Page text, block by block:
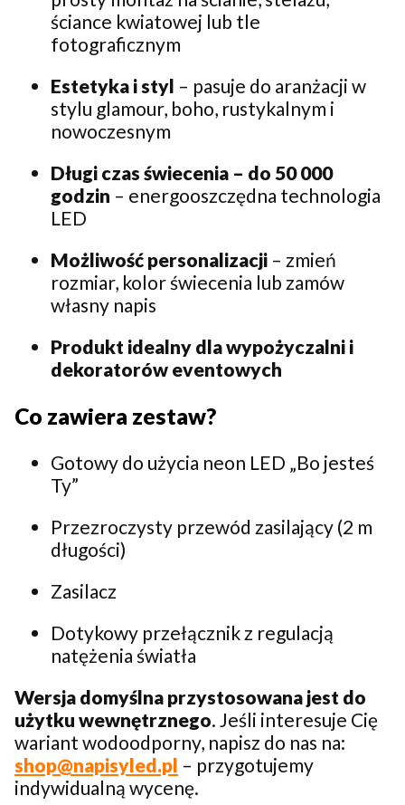
ściance kwiatowej lub tle
fotograficznym
Estetyka i styl – pasuje do aranżacji w
stylu glamour, boho, rustykalnym i
nowoczesnym
Długi czas świecenia – do 50 000
godzin – energooszczędna technologia
LED
Możliwość personalizacji – zmień
rozmiar, kolor świecenia lub zamów
własny napis
Produkt idealny dla wypożyczalni i
dekoratorów eventowych
Co zawiera zestaw?
Gotowy do użycia neon LED „Bo jesteś
Ty”
Przezroczysty przewód zasilający (2 m
długości)
Zasilacz
Dotykowy przełącznik z regulacją
natężenia światła
Wersja domyślna przystosowana jest do
użytku wewnętrznego. Jeśli interesuje Cię
wariant wodoodporny, napisz do nas na:
shop@napisyled.pl – przygotujemy
indywidualną wycenę.